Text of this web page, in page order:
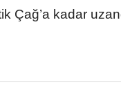
Çağ’a kadar